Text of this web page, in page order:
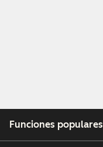
Funciones populares